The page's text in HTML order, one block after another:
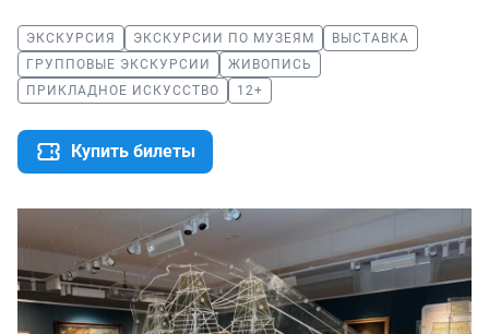
ЭКСКУРСИЯ ЭКСКУРСИИ ПО МУЗЕЯМ
ВЫСТАВКА
ГРУППОВЫЕ ЭКСКУРСИИ
ЖИВОПИСЬ
ПРИКЛАДНОЕ ИСКУССТВО
12+
Купить билеты